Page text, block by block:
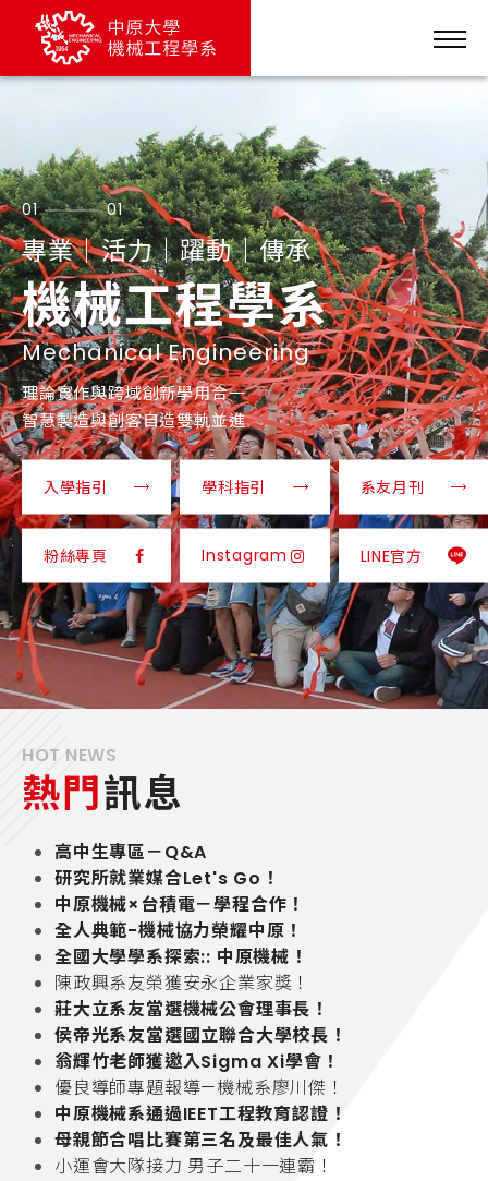
01 01
專業｜活力｜躍動｜傳承
機械工程學系
Mechanical Engineering
理論實作與跨域創新學用合一
智慧製造與創客自造雙軌並進
入學指引 學科指引 系友月刊
粉絲專頁 Instagram LINE官方
HOT NEWS
熱門訊息
高中生專區－Q&A
研究所就業媒合Let's Go！
中原機械×台積電－學程合作！
全人典範-機械協力榮耀中原！
全國大學學系探索:: 中原機械！
陳政興系友榮獲安永企業家獎！
莊大立系友當選機械公會理事長！
侯帝光系友當選國立聯合大學校長！
翁輝竹老師獲邀入Sigma Xi學會！
優良導師專題報導—機械系廖川傑！
中原機械系通過IEET工程教育認證！
母親節合唱比賽第三名及最佳人氣！
小運會大隊接力 男子二十一連霸！